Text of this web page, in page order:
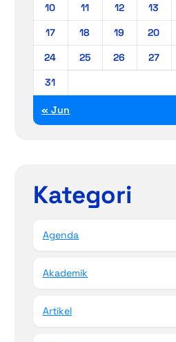
10
11 12 13
17
18 19 20
24
25 26 27
31
« Jun
Kategori
Agenda
Akademik
Artikel